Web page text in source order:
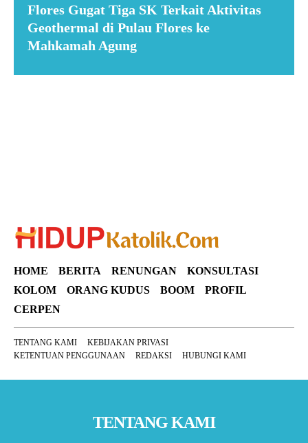
Flores Gugat Tiga SK Terkait Aktivitas
Geothermal di Pulau Flores ke
Mahkamah Agung
HOME BERITA RENUNGAN
KONSULTASI
KOLOM
ORANG KUDUS BOOM
PROFIL
CERPEN
TENTANG KAMI
KEBIJAKAN PRIVASI
KETENTUAN PENGGUNAAN
REDAKSI HUBUNGI KAMI
TENTANG KAMI